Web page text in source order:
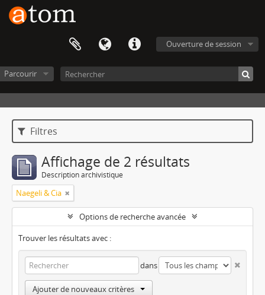
Ouverture de session
Parcourir
Filtres
Affichage de 2 résultats
Description archivistique
Naegeli & Cia
Options de recherche avancée
Trouver les résultats avec :
dans
Ajouter de nouveaux critères